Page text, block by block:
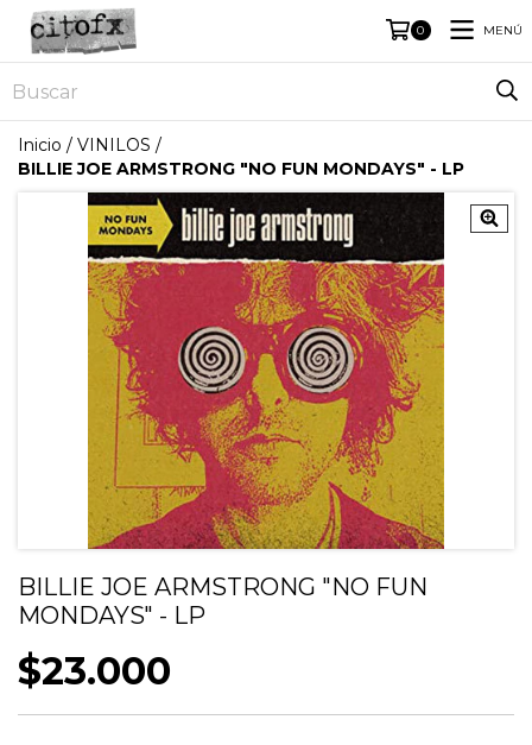
0 MENÚ
Inicio / VINILOS /
BILLIE JOE ARMSTRONG "NO FUN MONDAYS" - LP
BILLIE JOE ARMSTRONG "NO FUN
MONDAYS" - LP
$23.000